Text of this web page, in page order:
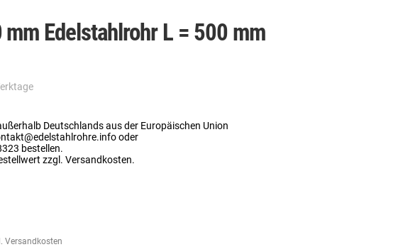
Edelstahlrohr L = 500 mm
Deutschlands aus der Europäischen Union
oder
bestellen.
zzgl. Versandkosten.
Versandkosten